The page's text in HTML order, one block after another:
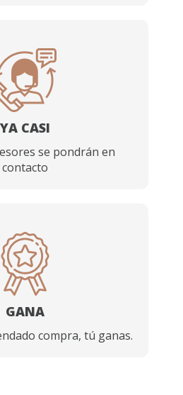
YA CASI
se pondrán en
contacto
GANA
compra, tú ganas.